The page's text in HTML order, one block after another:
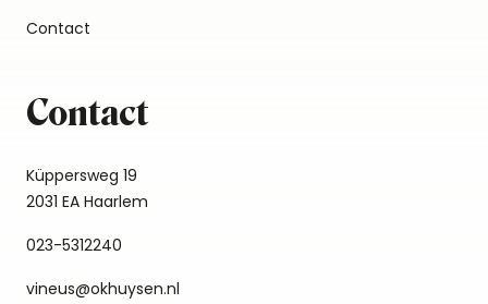
Contact
Contact
Küppersweg 19
2031 EA Haarlem
023-5312240
vineus@okhuysen.nl